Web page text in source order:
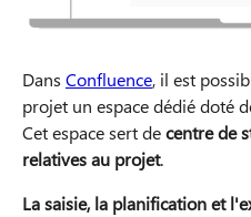
Dans Confluence, il est
projet un espace dédié doté
Cet espace sert decentre de
relatives au projet.
La saisie, la planification et